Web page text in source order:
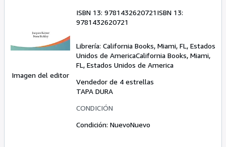
Imagen del editor
ISBN 13: 9781432620721ISBN 13:
9781432620721
Librería: California Books, Miami, FL, Estados
Unidos de AmericaCalifornia Books, Miami,
FL, Estados Unidos de America
Vendedor de 4 estrellas
TAPA DURA
CONDICIÓN
Condición: NuevoNuevo